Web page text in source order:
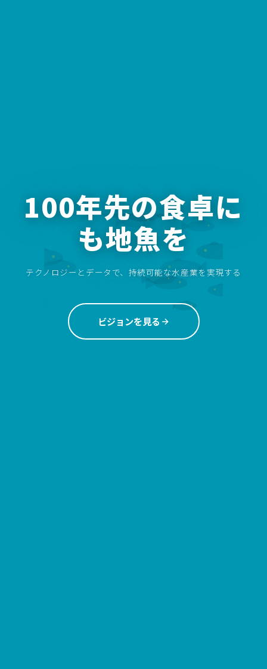
100年先の食卓に
も地魚を
テクノロジーとデータで、持続可能な水産業を実現する
ビジョンを見る